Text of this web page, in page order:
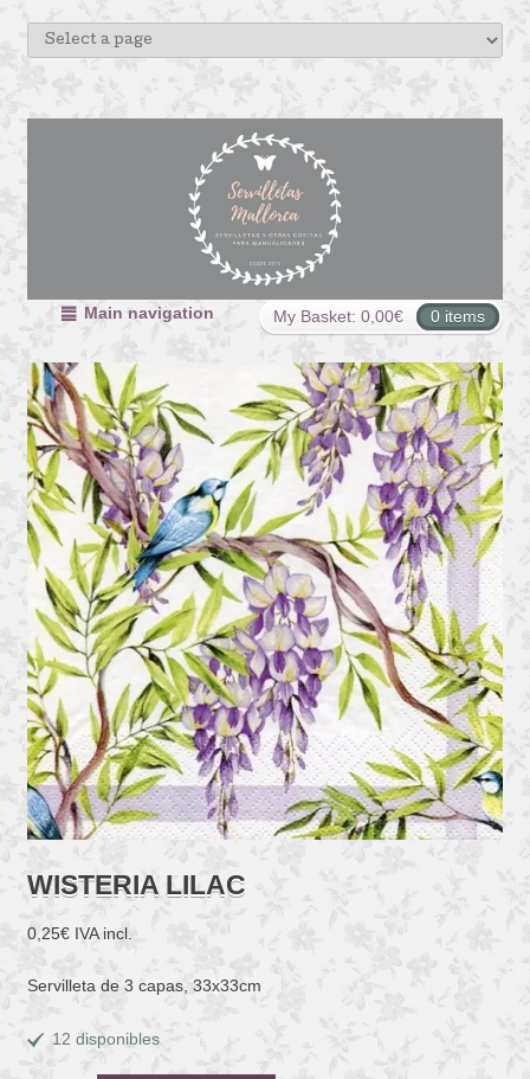
My Basket: 0,00€ 0 items
Main navigation
WISTERIA LILAC
0,25€ IVA incl.
Servilleta de 3 capas, 33x33cm
12 disponibles